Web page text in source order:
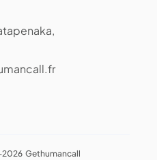
Gethumancall